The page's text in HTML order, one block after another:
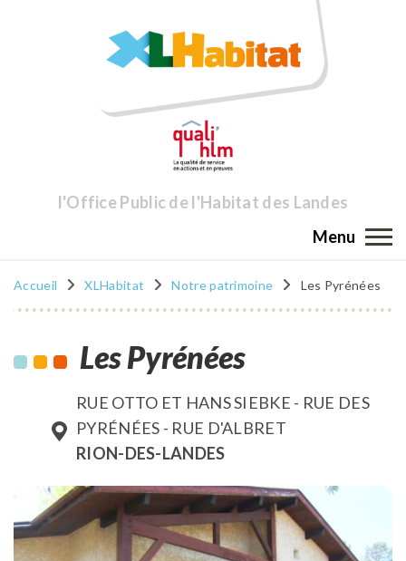
l'Office Public de l'Habitat des Landes
Menu
Accueil XLHabitat Notre patrimoine Les Pyrénées
Les Pyrénées
RUE OTTO ET HANS SIEBKE - RUE DES
PYRÉNÉES - RUE D'ALBRET
RION-DES-LANDES